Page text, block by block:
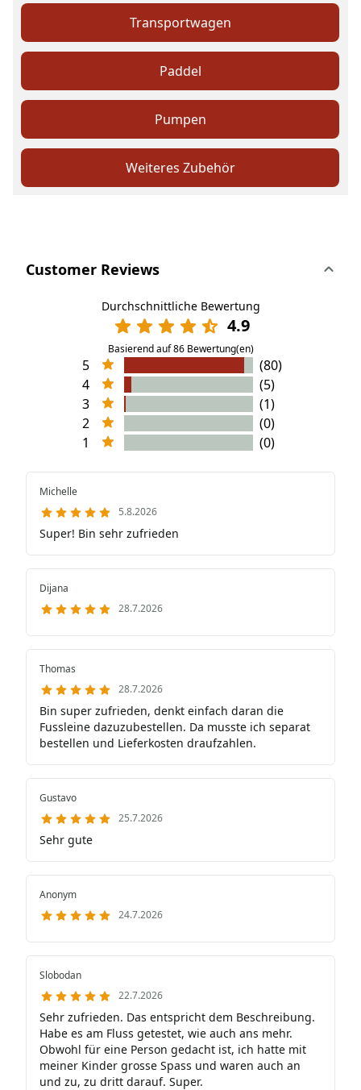
Transportwagen
Paddel
Pumpen
Weiteres Zubehör
Customer Reviews
Durchschnittliche Bewertung
4.9
Basierend auf 86 Bewertung(en)
5
(80)
4
(5)
3
(1)
2
(0)
1
(0)
Michelle
5.8.2026
Super! Bin sehr zufrieden
Dijana
28.7.2026
Thomas
28.7.2026
Bin super zufrieden, denkt einfach daran die
Fussleine dazuzubestellen. Da musste ich separat
bestellen und Lieferkosten draufzahlen.
Gustavo
25.7.2026
Sehr gute
Anonym
24.7.2026
Slobodan
22.7.2026
Sehr zufrieden. Das entspricht dem Beschreibung.
Habe es am Fluss getestet, wie auch ans mehr.
Obwohl für eine Person gedacht ist, ich hatte mit
meiner Kinder grosse Spass und waren auch an
und zu, zu dritt darauf. Super.